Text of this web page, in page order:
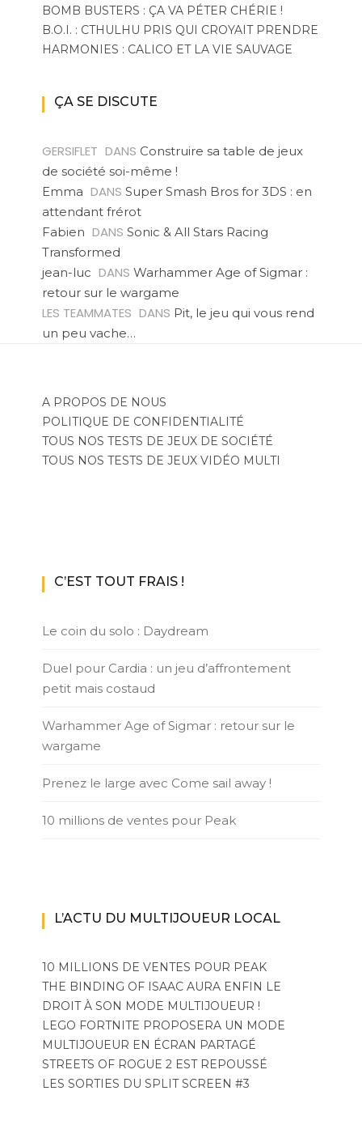
BOMB BUSTERS : ÇA VA PÉTER CHÉRIE !
B.O.I. : CTHULHU PRIS QUI CROYAIT PRENDRE
HARMONIES : CALICO ET LA VIE SAUVAGE
ÇA SE DISCUTE
GERSIFLET DANS Construire sa table de jeux
de société soi-même !
Emma DANS Super Smash Bros for 3DS : en
attendant frérot
Fabien DANS Sonic & All Stars Racing
Transformed
jean-luc DANS Warhammer Age of Sigmar :
retour sur le wargame
LES TEAMMATES DANS Pit, le jeu qui vous rend
un peu vache…
A PROPOS DE NOUS
POLITIQUE DE CONFIDENTIALITÉ
TOUS NOS TESTS DE JEUX DE SOCIÉTÉ
TOUS NOS TESTS DE JEUX VIDÉO MULTI
C’EST TOUT FRAIS !
Le coin du solo : Daydream
Duel pour Cardia : un jeu d’affrontement
petit mais costaud
Warhammer Age of Sigmar : retour sur le
wargame
Prenez le large avec Come sail away !
10 millions de ventes pour Peak
L’ACTU DU MULTIJOUEUR LOCAL
10 MILLIONS DE VENTES POUR PEAK
THE BINDING OF ISAAC AURA ENFIN LE
DROIT À SON MODE MULTIJOUEUR !
LEGO FORTNITE PROPOSERA UN MODE
MULTIJOUEUR EN ÉCRAN PARTAGÉ
STREETS OF ROGUE 2 EST REPOUSSÉ
LES SORTIES DU SPLIT SCREEN #3